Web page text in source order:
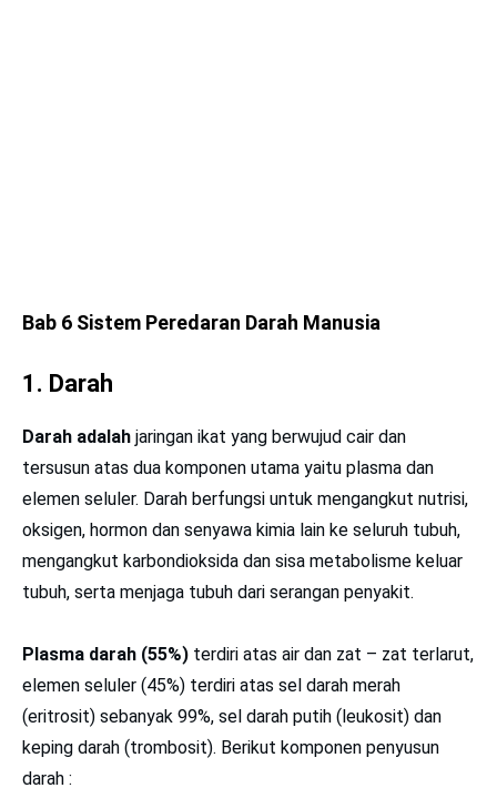
Bab 6 Sistem Peredaran Darah Manusia
1. Darah
Darah adalah jaringan ikat yang berwujud cair dan
tersusun atas dua komponen utama yaitu plasma dan
elemen seluler. Darah berfungsi untuk mengangkut nutrisi,
oksigen, hormon dan senyawa kimia lain ke seluruh tubuh,
mengangkut karbondioksida dan sisa metabolisme keluar
tubuh, serta menjaga tubuh dari serangan penyakit.
Plasma darah (55%) terdiri atas air dan zat – zat terlarut,
elemen seluler (45%) terdiri atas sel darah merah
(eritrosit) sebanyak 99%, sel darah putih (leukosit) dan
keping darah (trombosit). Berikut komponen penyusun
darah :